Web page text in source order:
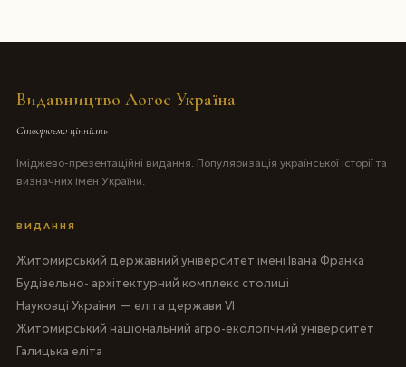
Видавництво Логос Україна
Створюємо цінність
Іміджево-презентаційні видання. Популяризація української історії та
визначних імен України.
ВИДАННЯ
Житомирський державний університет імені Івана Франка
Будівельно- архітектурний комплекс столиці
Науковці України — еліта держави VI
Житомирський національний агро-екологічний університет
Галицька еліта